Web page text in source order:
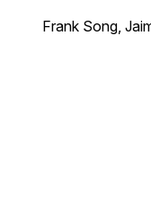
Frank Song,